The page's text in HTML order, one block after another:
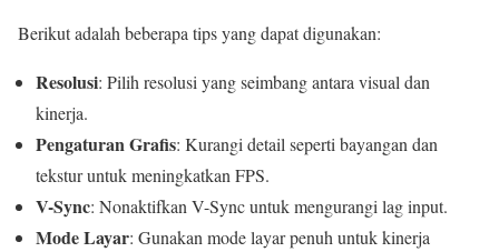
Berikut adalah beberapa tips yang dapat digunakan:
Resolusi: Pilih resolusi yang seimbang antara visual dan
kinerja.
Pengaturan Grafis: Kurangi detail seperti bayangan dan
tekstur untuk meningkatkan FPS.
V-Sync: Nonaktifkan V-Sync untuk mengurangi lag input.
Mode Layar: Gunakan mode layar penuh untuk kinerja